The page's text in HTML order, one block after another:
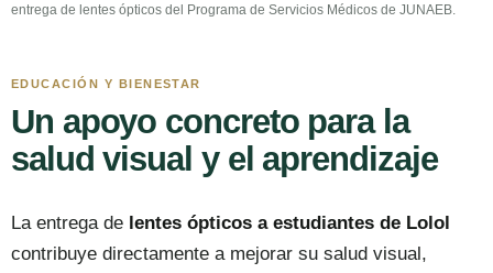
entrega de lentes ópticos del Programa de Servicios Médicos de JUNAEB.
EDUCACIÓN Y BIENESTAR
Un apoyo concreto para la
salud visual y el aprendizaje
La entrega de lentes ópticos a estudiantes de Lolol
contribuye directamente a mejorar su salud visual,